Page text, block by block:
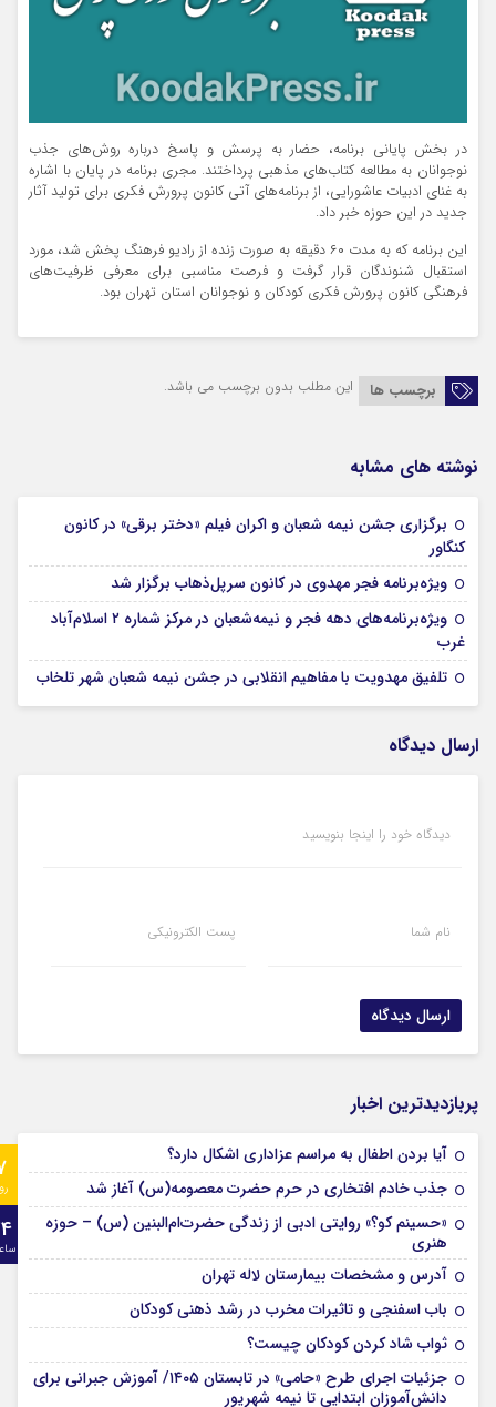
در بخش پایانی برنامه، حضار به پرسش و پاسخ درباره روش‌های جذب
نوجوانان به مطالعه کتاب‌های مذهبی پرداختند. مجری برنامه در پایان با اشاره
به غنای ادبیات عاشورایی، از برنامه‌های آتی کانون پرورش فکری برای تولید آثار
جدید در این حوزه خبر داد.
این برنامه که به مدت ۶۰ دقیقه به صورت زنده از رادیو فرهنگ پخش شد، مورد
استقبال شنوندگان قرار گرفت و فرصت مناسبی برای معرفی ظرفیت‌های
فرهنگی کانون پرورش فکری کودکان و نوجوانان استان تهران بود.
برچسب ها این مطلب بدون برچسب می باشد.
نوشته های مشابه
برگزاری جشن نیمه شعبان و اکران فیلم «دختر برقی» در کانون
کنگاور
ویژه‌برنامه‌ فجر مهدوی در کانون سرپل‌ذهاب برگزار شد
ویژه‌برنامه‌های دهه فجر و نیمه‌شعبان در مرکز شماره ۲ اسلام‌آباد
غرب
تلفیق مهدویت با مفاهیم انقلابی در جشن نیمه شعبان شهر تلخاب
ارسال دیدگاه
دیدگاه خود را اینجا بنویسید
نام شما پست الکترونیکی
پربازدیدترین اخبار
آیا بردن اطفال به مراسم عزادارى اشکال دارد؟
جذب خادم افتخاری در حرم حضرت معصومه(س) آغاز شد
«حسینم کو؟» روایتی ادبی از زندگی حضرت‌ام‌البنین (س) – حوزه
هنری
آدرس و مشخصات بیمارستان لاله تهران
باب اسفنجی و تاثیرات مخرب در رشد ذهنی کودکان
ثواب شاد کردن کودکان چیست؟
جزئیات اجرای طرح «حامی» در تابستان ۱۴۰۵/ آموزش جبرانی برای
دانش‌آموزان ابتدایی تا نیمه شهریور